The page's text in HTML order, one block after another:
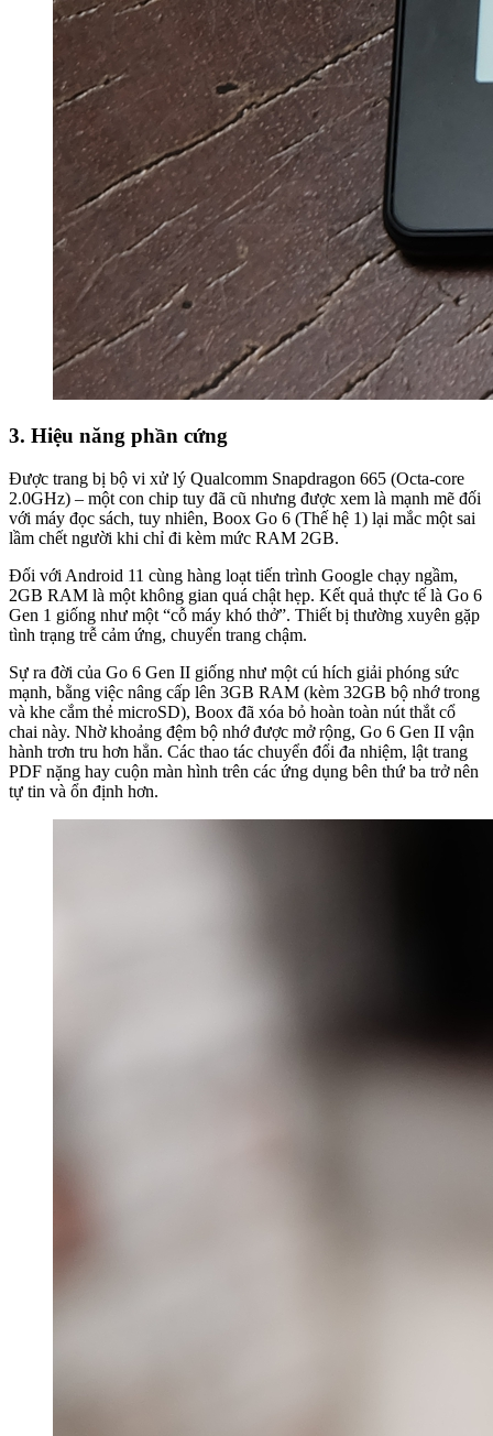
3. Hiệu năng phần cứng
Được trang bị bộ vi xử lý Qualcomm Snapdragon 665 (Octa-core
2.0GHz) – một con chip tuy đã cũ nhưng được xem là mạnh mẽ đối
với máy đọc sách, tuy nhiên, Boox Go 6 (Thế hệ 1) lại mắc một sai
lầm chết người khi chỉ đi kèm mức RAM 2GB.
Đối với Android 11 cùng hàng loạt tiến trình Google chạy ngầm,
2GB RAM là một không gian quá chật hẹp. Kết quả thực tế là Go 6
Gen 1 giống như một “cỗ máy khó thở”. Thiết bị thường xuyên gặp
tình trạng trễ cảm ứng, chuyển trang chậm.
Sự ra đời của Go 6 Gen II giống như một cú hích giải phóng sức
mạnh, bằng việc nâng cấp lên 3GB RAM (kèm 32GB bộ nhớ trong
và khe cắm thẻ microSD), Boox đã xóa bỏ hoàn toàn nút thắt cổ
chai này. Nhờ khoảng đệm bộ nhớ được mở rộng, Go 6 Gen II vận
hành trơn tru hơn hẳn. Các thao tác chuyển đổi đa nhiệm, lật trang
PDF nặng hay cuộn màn hình trên các ứng dụng bên thứ ba trở nên
tự tin và ổn định hơn.